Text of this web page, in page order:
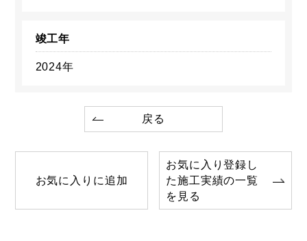
竣工年
2024年
戻る
お気に入りに追加
お気に入り登録し
た施工実績の一覧
を見る